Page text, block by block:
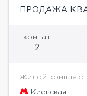
ПРОДАЖА
комнат
2
Жилой комплекс:
Киевская